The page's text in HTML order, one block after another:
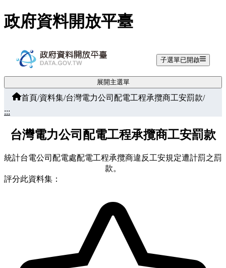
跳至主要內容
政府資料開放平臺
子選單已開啟
展開主選單
首頁/資料集/台灣電力公司配電工程承攬商工安罰款/
:::
台灣電力公司配電工程承攬商工安罰款
統計台電公司配電處配電工程承攬商違反工安規定遭計罰之罰
款。
評分此資料集：